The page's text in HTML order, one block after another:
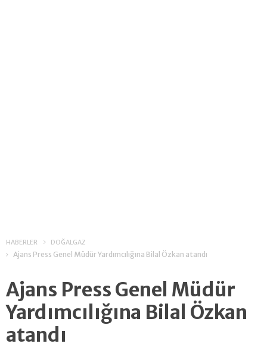
HABERLER DOĞALGAZ
Ajans Press Genel Müdür Yardımcılığına Bilal Özkan atandı
Ajans Press Genel Müdür
Yardımcılığına Bilal Özkan
atandı